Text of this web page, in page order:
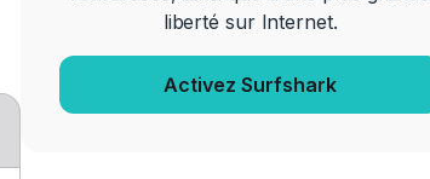
liberté sur Internet.
Activez Surfshark